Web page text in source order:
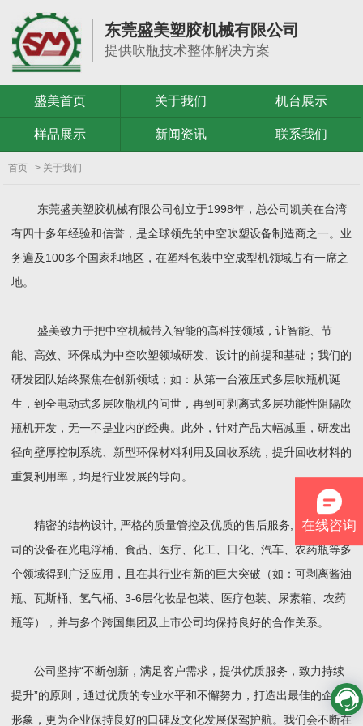
东莞盛美塑胶机械有限公司
提供吹瓶技术整体解决方案
盛美首页 关于我们 机台展示
样品展示 新闻资讯 联系我们
首页 > 关于我们
东莞盛美塑胶机械有限公司创立于1998年，总公司凯美在台湾
有四十多年经验和信誉，是全球领先的中空吹塑设备制造商之一。业
务遍及100多个国家和地区，在塑料包装中空成型机领域占有一席之
地。
盛美致力于把中空机械带入智能的高科技领域，让智能、节
能、高效、环保成为中空吹塑领域研发、设计的前提和基础；我们的
研发团队始终聚焦在创新领域；如：从第一台液压式多层吹瓶机诞
生，到全电动式多层吹瓶机的问世，再到可剥离式多层功能性阻隔吹
瓶机开发，无一不是业内的经典。此外，针对产品大幅减重，研发出
径向壁厚控制系统、新型环保材料利用及回收系统，提升回收材料的
重复利用率，均是行业发展的导向。
精密的结构设计, 严格的质量管控及优质的售后服务, 使盛美公
司的设备在光电浮桶、食品、医疗、化工、日化、汽车、农药瓶等多
个领域得到广泛应用，且在其行业有新的巨大突破（如：可剥离酱油
瓶、瓦斯桶、氢气桶、3-6层化妆品包装、医疗包装、尿素箱、农药
瓶等），并与多个跨国集团及上市公司均保持良好的合作关系。
公司坚持“不断创新，满足客户需求，提供优质服务，致力持续
提升”的原则，通过优质的专业水平和不懈努力，打造出最佳的企业
形象，更为企业保持良好的口碑及文化发展保驾护航。我们会不断在
在线咨询